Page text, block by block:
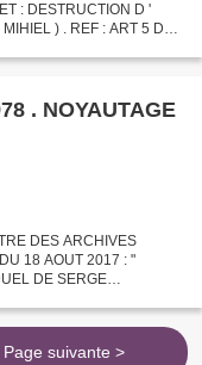
: DESTRUCTION D '
) . REF : ART 5 DU
DES ARCHIVES
18 AOUT 2017 : "
DE SERGE
Page suivante >